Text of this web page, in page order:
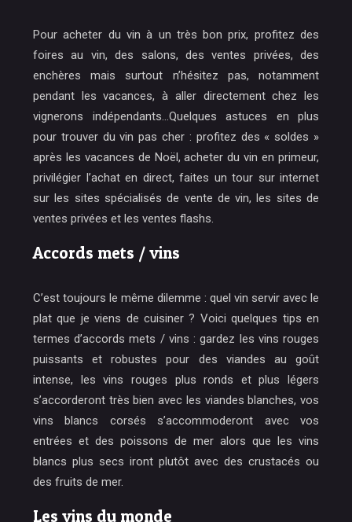
Pour acheter du vin à un très bon prix, profitez des
foires au vin, des salons, des ventes privées, des
enchères mais surtout n’hésitez pas, notamment
pendant les vacances, à aller directement chez les
vignerons indépendants…Quelques astuces en plus
pour trouver du vin pas cher : profitez des « soldes »
après les vacances de Noël, acheter du vin en primeur,
privilégier l’achat en direct, faites un tour sur internet
sur les sites spécialisés de vente de vin, les sites de
ventes privées et les ventes flashs.
Accords mets / vins
C’est toujours le même dilemme : quel vin servir avec le
plat que je viens de cuisiner ? Voici quelques tips en
termes d’accords mets / vins : gardez les vins rouges
puissants et robustes pour des viandes au goût
intense, les vins rouges plus ronds et plus légers
s’accorderont très bien avec les viandes blanches, vos
vins blancs corsés s’accommoderont avec vos
entrées et des poissons de mer alors que les vins
blancs plus secs iront plutôt avec des crustacés ou
des fruits de mer.
Les vins du monde